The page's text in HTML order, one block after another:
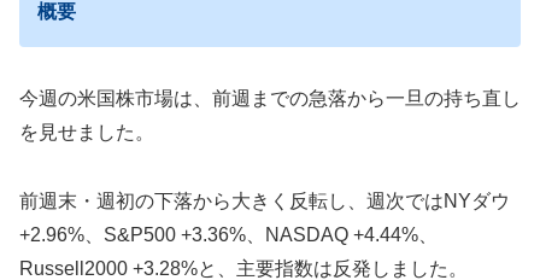
概要
今週の米国株市場は、前週までの急落から一旦の持ち直し
を見せました。
前週末・週初の下落から大きく反転し、週次ではNYダウ
+2.96%、S&P500 +3.36%、NASDAQ +4.44%、
Russell2000 +3.28%と、主要指数は反発しました。